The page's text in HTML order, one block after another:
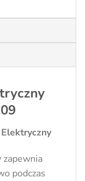
podczas